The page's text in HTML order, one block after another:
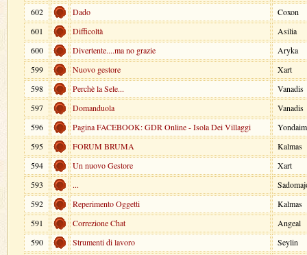
602
Dado
Coxon
601
Difficoltà
Asilia
600
Divertente....ma no grazie
Aryka
599
Nuovo gestore
Xart
598
Perchè la Sele...
Vanadis
597
Domanduola
Vanadis
596
Pagina FACEBOOK: GDR Online - Isola Dei Villaggi
595
FORUM BRUMA
Kalmas
594
Un nuovo Gestore
Xart
593
...
592
Reperimento Oggetti
Kalmas
591
Correzione Chat
Angeal
590
Strumenti di lavoro
Seylin